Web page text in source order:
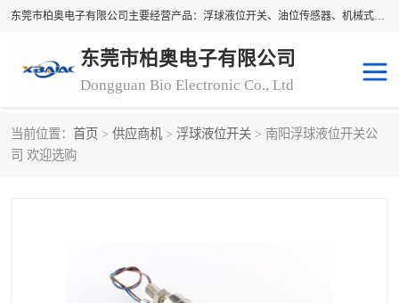
东莞市柏奥电子有限公司主要经营产品：浮球液位开关、油位传感器、机械式油表、浮球液位计、水位控制浮球阀、料位开关，水流开关、油水位控制配套仪表等。柏奥电子，您可信赖的合作伙伴
东莞市柏奥电子有限公司
Dongguan Bio Electronic Co., Ltd
当前位置： 首页 > 供应商机 > 浮球液位开关 > 南阳浮球液位开关公
司 欢迎选购
浮球液位开关